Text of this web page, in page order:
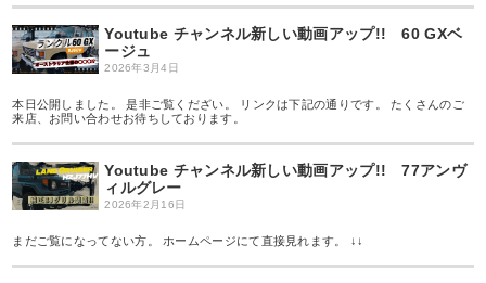
Youtube チャンネル新しい動画アップ!! 60 GXベ
ージュ
2026年3月4日
本日公開しました。 是非ご覧くだざい。 リンクは下記の通りです。 たくさんのご
来店、お問い合わせお待ちしております。
Youtube チャンネル新しい動画アップ!! 77アンヴ
ィルグレー
2026年2月16日
まだご覧になってない方。 ホームページにて直接見れます。 ↓↓